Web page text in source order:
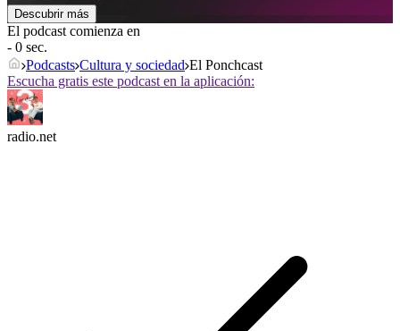
Descubrir más
El podcast comienza en
- 0 sec.
Podcasts Cultura y sociedad El Ponchcast
Escucha gratis este podcast en la aplicación:
radio.net